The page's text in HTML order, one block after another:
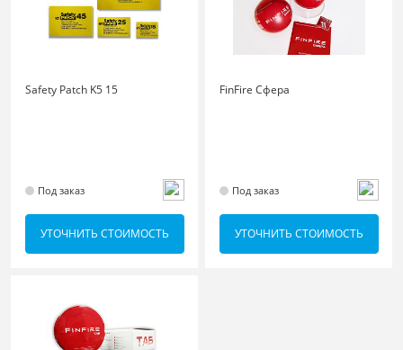
Safety Patch K5 15
Под заказ
УТОЧНИТЬ СТОИМОСТЬ
FinFire Cфера
Под заказ
УТОЧНИТЬ СТОИМОСТЬ